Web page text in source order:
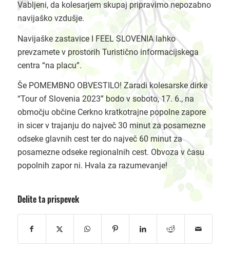
Vabljeni, da kolesarjem skupaj pripravimo nepozabno
navijaško vzdušje.
Navijaške zastavice I FEEL SLOVENIA lahko
prevzamete v prostorih Turistično informacijskega
centra “na placu”.
Še POMEMBNO OBVESTILO! Zaradi kolesarske dirke
“Tour of Slovenia 2023” bodo v soboto, 17. 6., na
območju občine Cerkno kratkotrajne popolne zapore
in sicer v trajanju do največ 30 minut za posamezne
odseke glavnih cest ter do največ 60 minut za
posamezne odseke regionalnih cest. Obvoza v času
popolnih zapor ni. Hvala za razumevanje!
Delite ta prispevek